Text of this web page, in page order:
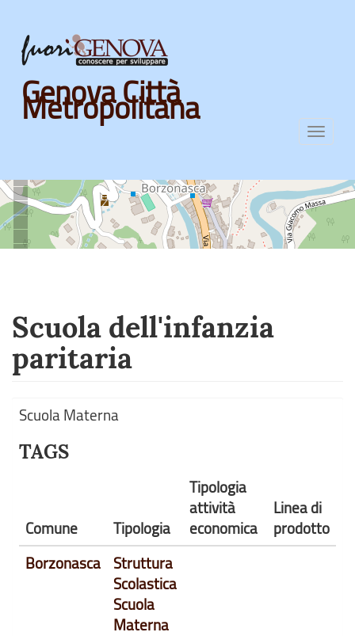
Skip
main
content
Genova Città
Metropolitana
Scuola dell'infanzia
paritaria
Scuola Materna
TAGS
Comune Tipologia
Tipologia
attività
economica
Linea di
prodotto
Borzonasca
Struttura
Scolastica
Scuola
Materna